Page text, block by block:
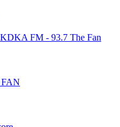
KDKA FM - 93.7 The Fan
FAN